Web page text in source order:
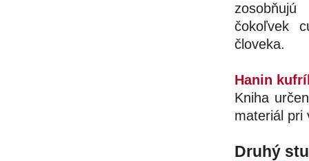
čokoľvek
človeka.
Hanin
Kniha
materiál pri
Druhý